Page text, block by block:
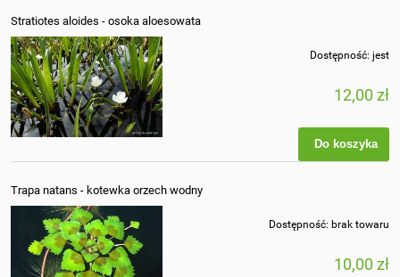
Stratiotes aloides - osoka aloesowata
Dostępność: jest
12,00 zł
Do koszyka
Trapa natans - kotewka orzech wodny
Dostępność: brak towaru
10,00 zł